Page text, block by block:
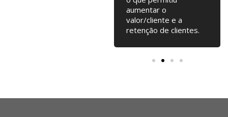
aumentar o
valor/cliente e a
retenção de clientes.